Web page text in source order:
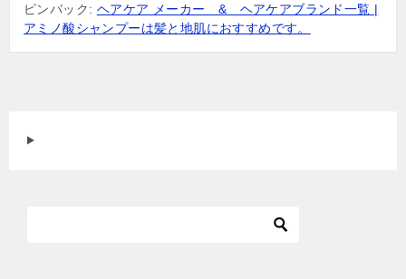
シ
ピンバック: ヘアケア メーカー & ヘアケアブランド一覧 |
アミノ酸シャンプーは髪と地肌におすすめです。